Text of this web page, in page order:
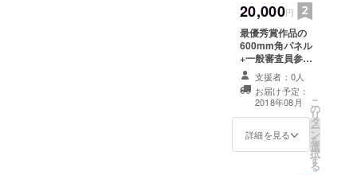
20,000円
最優秀賞作品の
600mm角パネル
+一般審査員参加
権+最優秀賞作品
&特別審査委員
賞の高解像度画
支援者：0人
お届け予定：
2018年08月
詳細を見る
こ
の
リ
タ
ー
ン
を
選
択
す
る